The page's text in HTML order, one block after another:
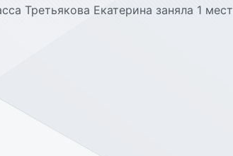
Третьякова Екатерина заняла 1